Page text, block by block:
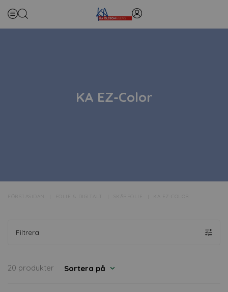
KA EZ-Color
FÖRSTASIDAN FOLIE & DIGITALT KA EZ-COLOR
Filtrera
20 produkter Sortera på